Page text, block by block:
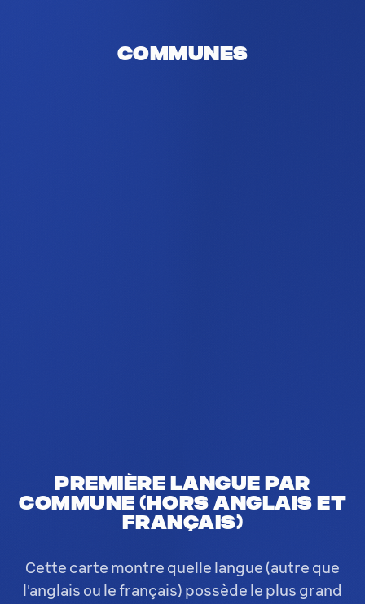
Communes
Première langue par
commune (hors anglais et
français)
Cette carte montre quelle langue (autre que
l'anglais ou le français) possède le plus grand